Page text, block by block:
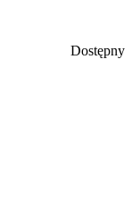
Dostępny